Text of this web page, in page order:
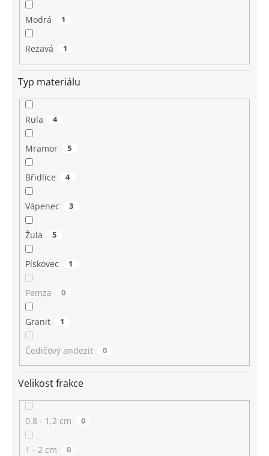
Modrá 1
Rezavá 1
Typ materiálu
Rula 4
Mramor 5
Břidlice 4
Vápenec 3
Žula 5
Pískovec 1
Pemza 0
Granit 1
Čedičový andezit 0
Velikost frakce
0,8 - 1,2 cm 0
1 - 2 cm 0